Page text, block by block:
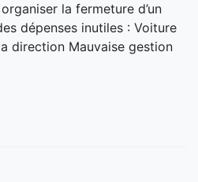
la fermeture d’un
dépenses inutiles : Voiture
direction Mauvaise gestion